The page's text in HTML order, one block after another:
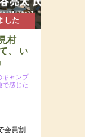
した
村
、 い
キャンプ
で感じた
会員割